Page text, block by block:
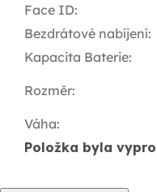
Face ID:
Bezdrátové nabíjení:
Kapacita Baterie:
Rozměr:
Váha:
Položka byla